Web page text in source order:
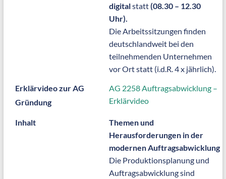
digitalstatt(08.30 – 12.30
Uhr).
Die Arbeitssitzungen finden
deutschlandweit bei den
teilnehmenden Unternehmen
vor Ort statt (i.d.R. 4 x jährlich).
Erklärvideo zur AG
Gründung
AG 2258 Auftragsabwicklung –
Erklärvideo
Inhalt
Themen und
Herausforderungen in der
modernen Auftragsabwicklung
Die Produktionsplanung und
Auftragsabwicklung sind